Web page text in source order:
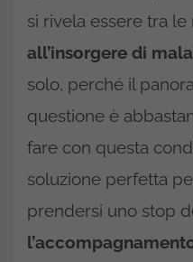
si rivela essere tra
all’insorgere di
solo, perché il
questione è
fare con questa
soluzione perfetta
prendersi uno stop